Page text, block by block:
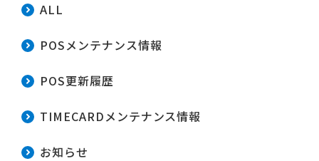
ALL
POSメンテナンス情報
POS更新履歴
TIMECARDメンテナンス情報
お知らせ